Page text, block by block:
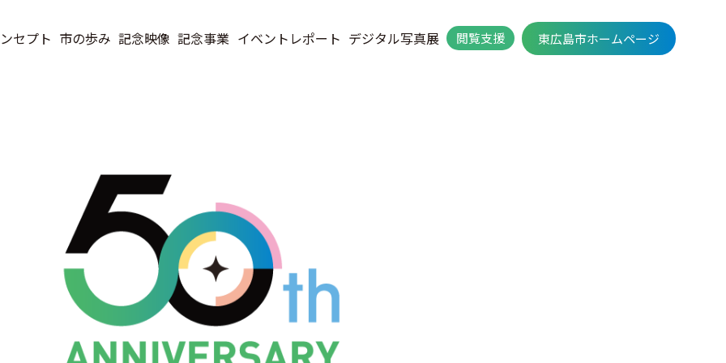
セプト 市の歩み 記念映像 記念事業 イベントレポート デジタル写真展 閲覧支援 東広島市ホームページ